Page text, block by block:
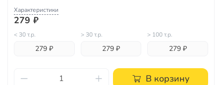
Характеристики
279 ₽
< 30 т.р.
279 ₽
> 30 т.р.
279 ₽
> 100 т.р.
279 ₽
В корзину